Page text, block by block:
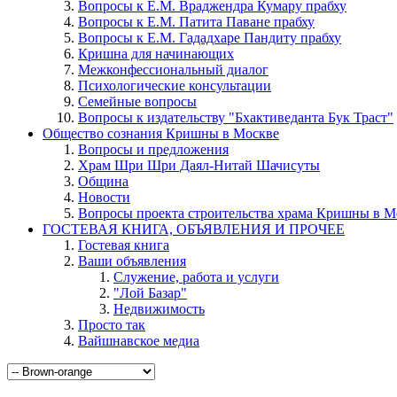
Вопросы к Е.М. Враджендра Кумару прабху
Вопросы к Е.М. Патита Паване прабху
Вопросы к Е.М. Гададхаре Пандиту прабху
Кришна для начинающих
Межконфессиональный диалог
Психологические консультации
Семейные вопросы
Вопросы к издательству "Бхактиведанта Бук Траст"
Общество сознания Кришны в Москве
Вопросы и предложения
Храм Шри Шри Даял-Нитай Шачисуты
Община
Новости
Вопросы проекта строительства храма Кришны в
ГОСТЕВАЯ КНИГА, ОБЪЯВЛЕНИЯ И ПРОЧЕЕ
Гостевая книга
Ваши объявления
Служение, работа и услуги
"Лой Базар"
Недвижимость
Просто так
Вайшнавское медиа